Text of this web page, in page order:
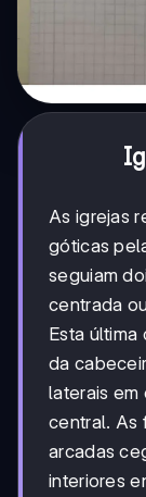
As igrejas
góticas
seguiam
centrada
Esta
da
laterais em
central. As
arcadas
interiores